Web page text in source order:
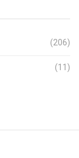
(206)
(11)